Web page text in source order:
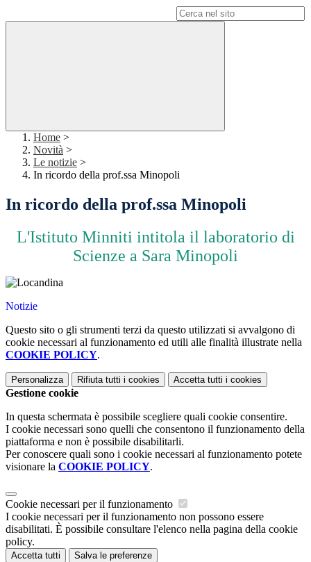
Home >
Novità >
Le notizie >
In ricordo della prof.ssa Minopoli
In ricordo della prof.ssa Minopoli
L'Istituto Minniti intitola il laboratorio di
Scienze a Sara Minopoli
Notizie
Questo sito o gli strumenti terzi da questo utilizzati si avvalgono di
cookie necessari al funzionamento ed utili alle finalità illustrate nella
COOKIE POLICY.
Personalizza Rifiuta tutti i cookies Accetta tutti i cookies
Gestione cookie
In questa schermata è possibile scegliere quali cookie consentire.
I cookie necessari sono quelli che consentono il funzionamento della
piattaforma e non è possibile disabilitarli.
Per conoscere quali sono i cookie necessari al funzionamento potete
visionare la COOKIE POLICY.
Cookie necessari per il funzionamento
I cookie necessari per il funzionamento non possono essere
disabilitati. È possibile consultare l'elenco nella pagina della cookie
policy.
Accetta tutti Salva le preferenze